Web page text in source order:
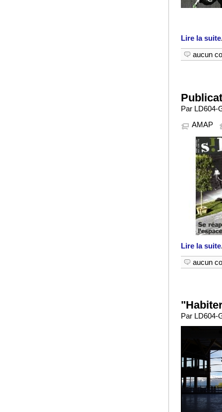
Lire la suite
aucun
Par LD604-
AMAP
Lire la suite
aucun
Par LD604-